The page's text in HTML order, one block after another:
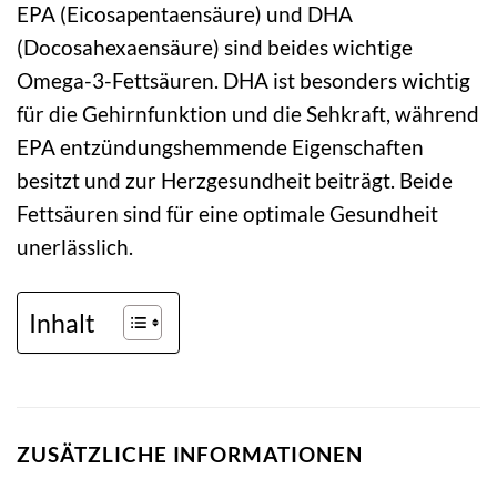
EPA (Eicosapentaensäure) und DHA
(Docosahexaensäure) sind beides wichtige
Omega-3-Fettsäuren. DHA ist besonders wichtig
für die Gehirnfunktion und die Sehkraft, während
EPA entzündungshemmende Eigenschaften
besitzt und zur Herzgesundheit beiträgt. Beide
Fettsäuren sind für eine optimale Gesundheit
unerlässlich.
Inhalt
ZUSÄTZLICHE INFORMATIONEN